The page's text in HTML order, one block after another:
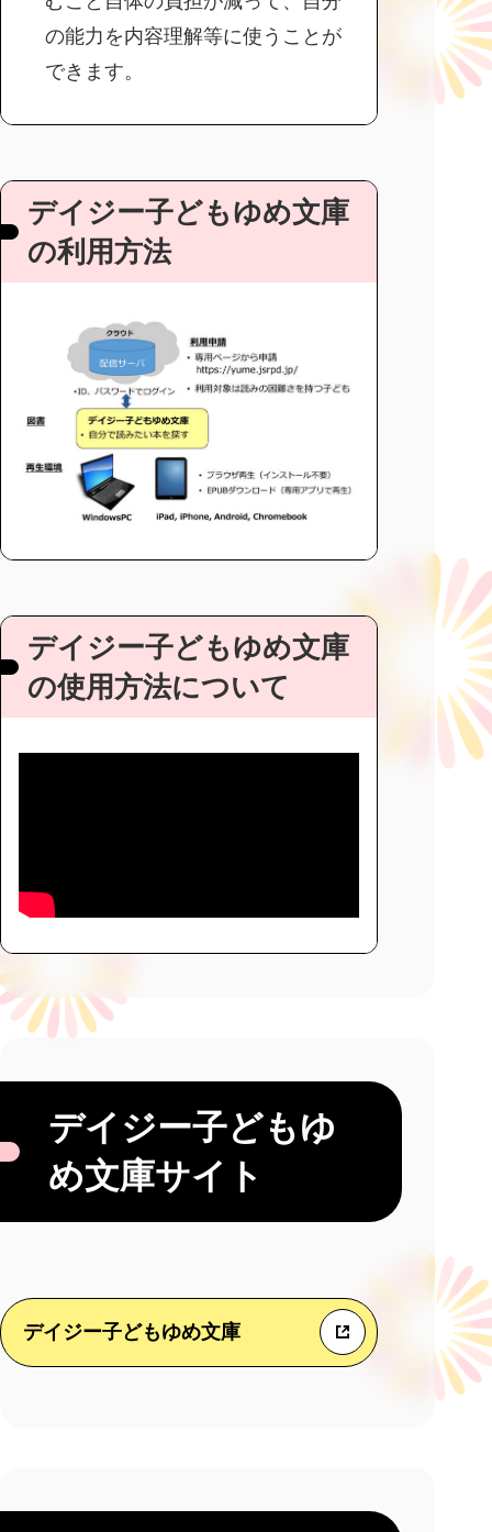
の能力を内容理解等に使うことが
できます。
デイジー子どもゆめ文庫
の利用方法
デイジー子どもゆめ文庫
の使用方法について
デイジー子どもゆ
め文庫サイト
デイジー子どもゆめ文庫